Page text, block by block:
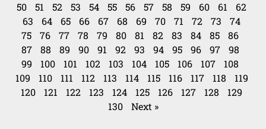
50
51 52 53 54 55 56 57 58 59 60 61
62
63
64 65 66 67 68 69 70 71 72 73
74
75
76 77 78 79 80 81 82 83 84 85
86
87
88 89 90 91 92 93 94 95 96 97
98
99
100 101 102 103 104 105 106 107
108
109
110 111 112 113 114 115 116 117 118
119
120
121 122 123 124 125 126 127 128
129
130
Next »